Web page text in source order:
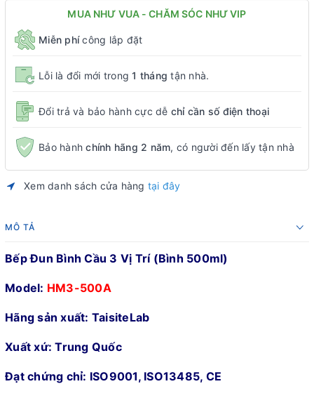
MUA NHƯ VUA - CHĂM SÓC NHƯ VIP
Miễn phícông lắp đặt
Lỗi là đổi mới trong1 tháng tận nhà.
Đổi trả và bảo hành cực dễ chỉ cần số điện thoại
Bảo hànhchính hãng 2 năm, có người đến lấy tận nhà
Xem danh sách cửa hàng tại đây
MÔ TẢ
Bếp Đun Bình Cầu 3 Vị Trí (Bình 500ml)
Model: HM3-500A
Hãng sản xuất: TaisiteLab
Xuất xứ: Trung Quốc
Đạt chứng chỉ: ISO9001, ISO13485, CE